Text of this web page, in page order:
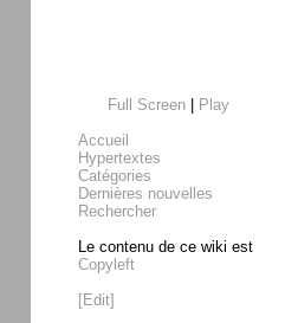
Full Screen|
Play
Accueil
Hypertextes
Catégories
Dernières nouvelles
Rechercher
Le contenu de ce wiki est
Copyleft
[Edit]